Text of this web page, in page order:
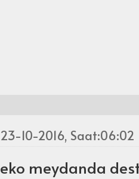
23-10-2016, Saat:06:02
eko meydanda